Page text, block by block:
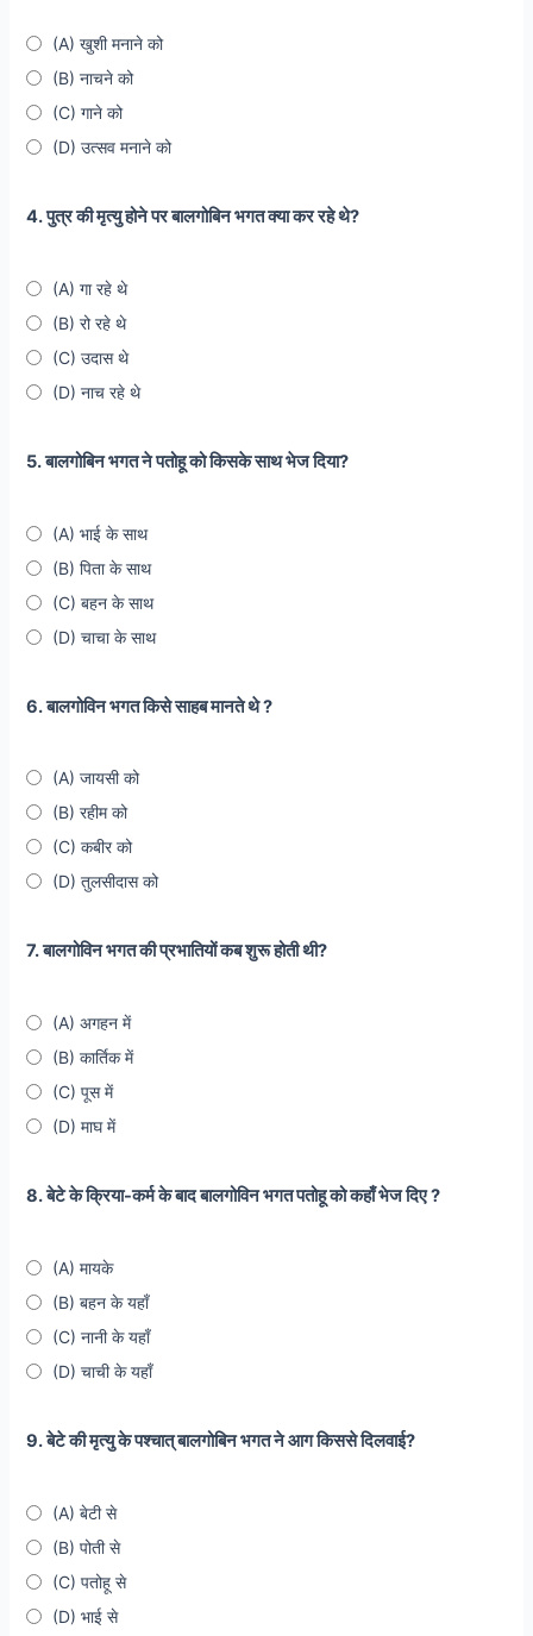
(A) खुशी मनाने को
(B) नाचने को
(C) गाने को
(D) उत्सव मनाने को
4. पुत्र की मृत्यु होने पर बालगोबिन भगत क्या कर रहे थे?
(A) गा रहे थे
(B) रो रहे थे
(C) उदास थे
(D) नाच रहे थे
5. बालगोबिन भगत ने पतोहू को किसके साथ भेज दिया?
(A) भाई के साथ
(B) पिता के साथ
(C) बहन के साथ
(D) चाचा के साथ
6. बालगोविन भगत किसे साहब मानते थे ?
(A) जायसी को
(B) रहीम को
(C) कबीर को
(D) तुलसीदास को
7. बालगोविन भगत की प्रभातियों कब शुरू होती थी?
(A) अगहन में
(B) कार्तिक में
(C) पूस में
(D) माघ में
8. बेटे के क्रिया-कर्म के बाद बालगोविन भगत पतोहू को कहाँ भेज दिए ?
(A) मायके
(B) बहन के यहाँ
(C) नानी के यहाँ
(D) चाची के यहाँ
9. बेटे की मृत्यु के पश्चात् बालगोबिन भगत ने आग किससे दिलवाई?
(A) बेटी से
(B) पोती से
(C) पतोहू से
(D) भाई से